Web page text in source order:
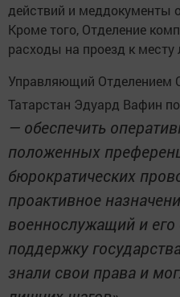
действий и меддокументы
Кроме того, Отделение
расходы на проезд к месту
Управляющий Отделением
Татарстан Эдуард Вафин
— обеспечить
положенных
бюрократических
проактивное
военнослужащий и его
поддержку
знали свои права и